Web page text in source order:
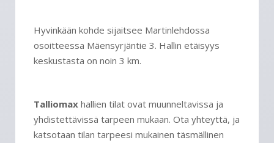
Hyvinkään kohde sijaitsee Martinlehdossa
osoitteessa Mäensyrjäntie 3. Hallin etäisyys
keskustasta on noin 3 km.
Talliomax hallien tilat ovat muunneltavissa ja
yhdistettävissä tarpeen mukaan. Ota yhteyttä, ja
katsotaan tilan tarpeesi mukainen täsmällinen